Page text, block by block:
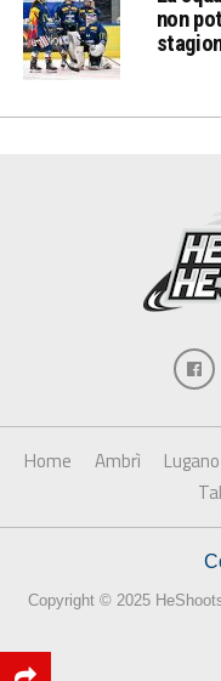
non
Home Ambrì Lugano
Copyright © 2025